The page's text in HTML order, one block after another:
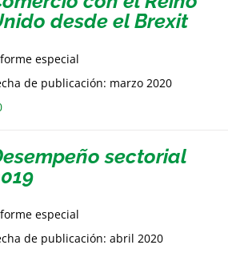
desde el Brexit
especial
de publicación: marzo 2020
sectorial
especial
de publicación: abril 2020